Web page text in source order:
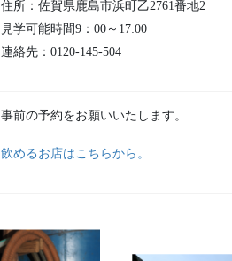
住所：佐賀県鹿島市浜町乙2761番地2
見学可能時間9：00～17:00
連絡先：0120-145-504
事前の予約をお願いいたします。
飲めるお店はこちらから。